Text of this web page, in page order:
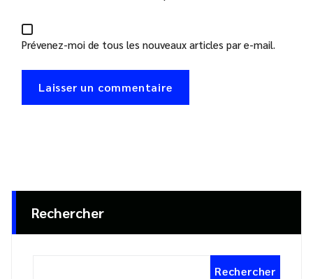
Prévenez-moi de tous les nouveaux articles par e-mail.
Rechercher
Rechercher